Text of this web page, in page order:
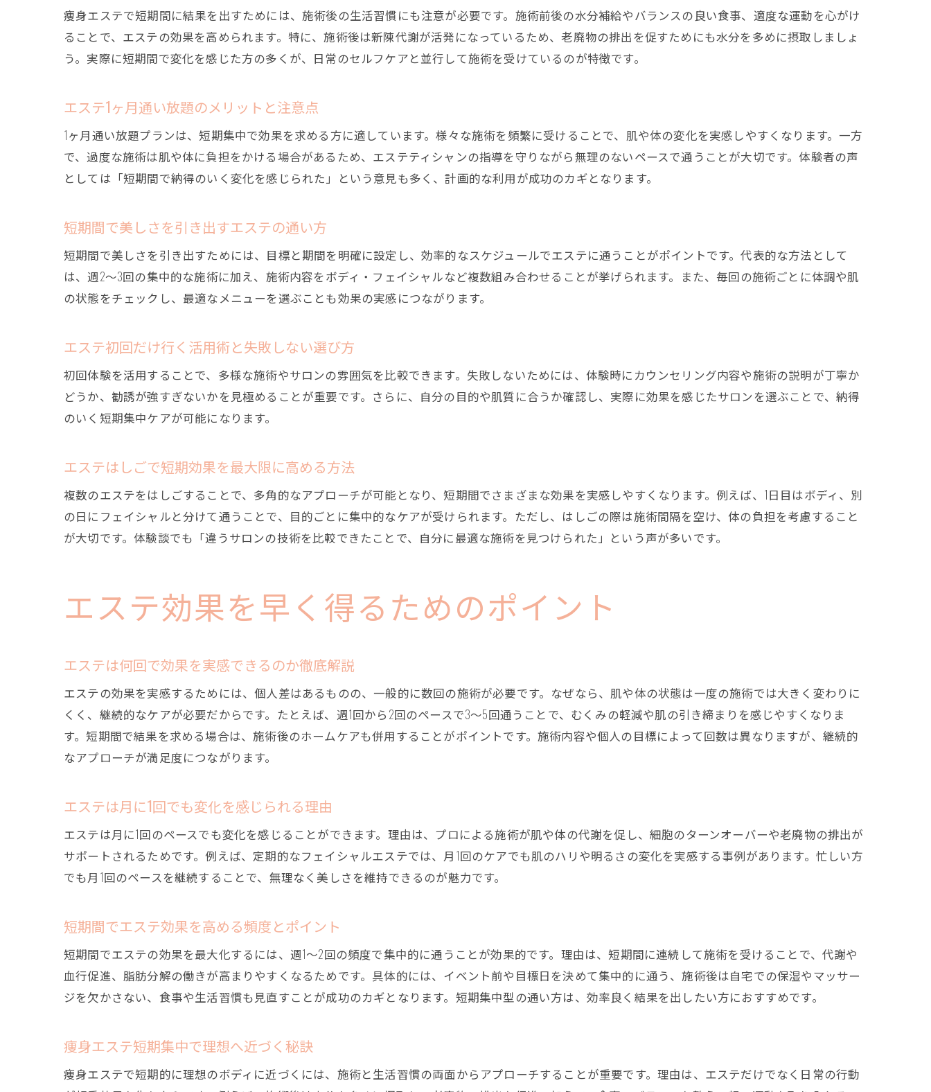
都度払いエステで柔軟に短期目標を達成する
エステ初回体験をはしごする際の注意点
体験はしごで理想のエステに出会うコツを解説
効率良く美しさを引き出すエステ体験法
短期集中エステで最大効果を得る体験法
痩身エステ体験をはしごするメリットとコツ
エステで短期間に変化を感じる体験談を紹介
1ヶ月集中エステの体験から学ぶ効率的な方法
エステとジム併用で目指す理想の体型
痩身エステとジムどちらが短期効果に優れるか
ジムとエステを組み合わせた理想的なプラン
短期集中で理想の体型を作るエステの役割
都度払いエステで賢く短期ボディメイク
都度払いエステのメリットと短期活用術
短期間で変化を実感できる都度払いエステの選び方
エステ初回だけ行く際の都度払い活用法
短期目標に合った都度払いエステの賢い選択
エステ初回体験で短期効果を最大限引き出す方法
痩身エステ体験のはしごで効果を実感するコツ
体験はしごでエステ選びに失敗しないポイント
エステ初回だけ行くメリットと短期的効果検証
1ヶ月集中でエステの変化を感じる方法
エステ1ヶ月集中で変化を感じるためのポイント
1ヶ月で5キロ痩せるエステの現実と対策
短期間で効果を実感した成功体験を紹介
痩身エステで短期間に結果を出すためには、施術後の生活習慣にも注意が必要です。施術前後の水分補給やバランスの良い食事、適度な運動を心がけ
ることで、エステの効果を高められます。特に、施術後は新陳代謝が活発になっているため、老廃物の排出を促すためにも水分を多めに摂取しましょ
う。実際に短期間で変化を感じた方の多くが、日常のセルフケアと並行して施術を受けているのが特徴です。
エステ1ヶ月通い放題のメリットと注意点
1ヶ月通い放題プランは、短期集中で効果を求める方に適しています。様々な施術を頻繁に受けることで、肌や体の変化を実感しやすくなります。一方
で、過度な施術は肌や体に負担をかける場合があるため、エステティシャンの指導を守りながら無理のないペースで通うことが大切です。体験者の声
としては「短期間で納得のいく変化を感じられた」という意見も多く、計画的な利用が成功のカギとなります。
短期間で美しさを引き出すエステの通い方
短期間で美しさを引き出すためには、目標と期間を明確に設定し、効率的なスケジュールでエステに通うことがポイントです。代表的な方法として
は、週2～3回の集中的な施術に加え、施術内容をボディ・フェイシャルなど複数組み合わせることが挙げられます。また、毎回の施術ごとに体調や肌
の状態をチェックし、最適なメニューを選ぶことも効果の実感につながります。
エステ初回だけ行く活用術と失敗しない選び方
初回体験を活用することで、多様な施術やサロンの雰囲気を比較できます。失敗しないためには、体験時にカウンセリング内容や施術の説明が丁寧か
どうか、勧誘が強すぎないかを見極めることが重要です。さらに、自分の目的や肌質に合うか確認し、実際に効果を感じたサロンを選ぶことで、納得
のいく短期集中ケアが可能になります。
エステはしごで短期効果を最大限に高める方法
複数のエステをはしごすることで、多角的なアプローチが可能となり、短期間でさまざまな効果を実感しやすくなります。例えば、1日目はボディ、別
の日にフェイシャルと分けて通うことで、目的ごとに集中的なケアが受けられます。ただし、はしごの際は施術間隔を空け、体の負担を考慮すること
が大切です。体験談でも「違うサロンの技術を比較できたことで、自分に最適な施術を見つけられた」という声が多いです。
エステ効果を早く得るためのポイント
エステは何回で効果を実感できるのか徹底解説
エステの効果を実感するためには、個人差はあるものの、一般的に数回の施術が必要です。なぜなら、肌や体の状態は一度の施術では大きく変わりに
くく、継続的なケアが必要だからです。たとえば、週1回から2回のペースで3〜5回通うことで、むくみの軽減や肌の引き締まりを感じやすくなりま
す。短期間で結果を求める場合は、施術後のホームケアも併用することがポイントです。施術内容や個人の目標によって回数は異なりますが、継続的
なアプローチが満足度につながります。
エステは月に1回でも変化を感じられる理由
エステは月に1回のペースでも変化を感じることができます。理由は、プロによる施術が肌や体の代謝を促し、細胞のターンオーバーや老廃物の排出が
サポートされるためです。例えば、定期的なフェイシャルエステでは、月1回のケアでも肌のハリや明るさの変化を実感する事例があります。忙しい方
でも月1回のペースを継続することで、無理なく美しさを維持できるのが魅力です。
短期間でエステ効果を高める頻度とポイント
短期間でエステの効果を最大化するには、週1～2回の頻度で集中的に通うことが効果的です。理由は、短期間に連続して施術を受けることで、代謝や
血行促進、脂肪分解の働きが高まりやすくなるためです。具体的には、イベント前や目標日を決めて集中的に通う、施術後は自宅での保湿やマッサー
ジを欠かさない、食事や生活習慣も見直すことが成功のカギとなります。短期集中型の通い方は、効率良く結果を出したい方におすすめです。
痩身エステ短期集中で理想へ近づく秘訣
痩身エステで短期的に理想のボディに近づくには、施術と生活習慣の両面からアプローチすることが重要です。理由は、エステだけでなく日常の行動